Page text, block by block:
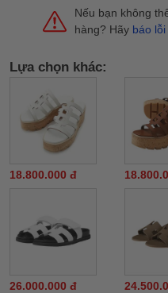
Nếu bạn không
hàng? Hãy báo lỗi
Lựa chọn khác:
18.800.000 đ
26.000.000 đ